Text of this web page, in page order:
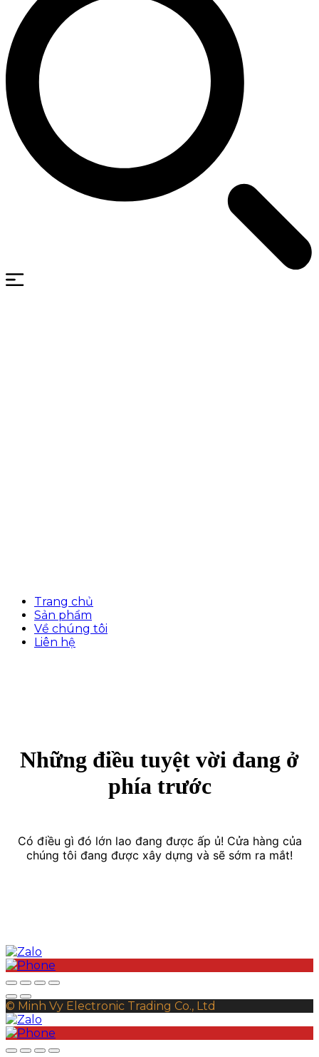
Trang chủ
Sản phẩm
Về chúng tôi
Liên hệ
Những điều tuyệt vời đang ở
phía trước
Có điều gì đó lớn lao đang được ấp ủ! Cửa hàng của
chúng tôi đang được xây dựng và sẽ sớm ra mắt!
© Minh Vy Electronic Trading Co., Ltd